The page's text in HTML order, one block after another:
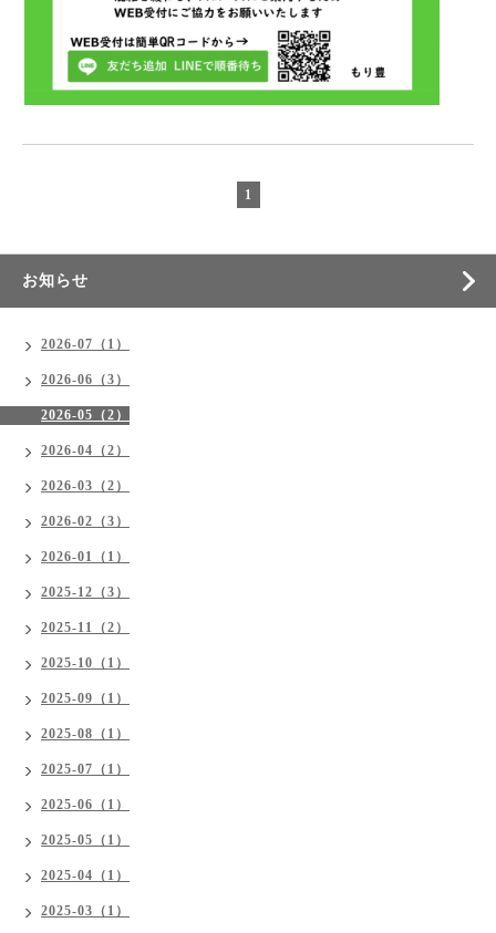
1
お知らせ
2026-07（1）
2026-06（3）
2026-05（2）
2026-04（2）
2026-03（2）
2026-02（3）
2026-01（1）
2025-12（3）
2025-11（2）
2025-10（1）
2025-09（1）
2025-08（1）
2025-07（1）
2025-06（1）
2025-05（1）
2025-04（1）
2025-03（1）